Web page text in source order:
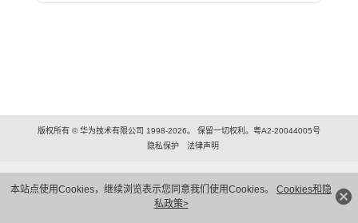
本站点使用Cookies，继续浏览表示您同意我们使用Cookies。 Cookies和隐
私政策>
版权所有 © 华为技术有限公司 1998-2026。 保留一切权利。粤A2-20044005号
隐私保护
法律声明